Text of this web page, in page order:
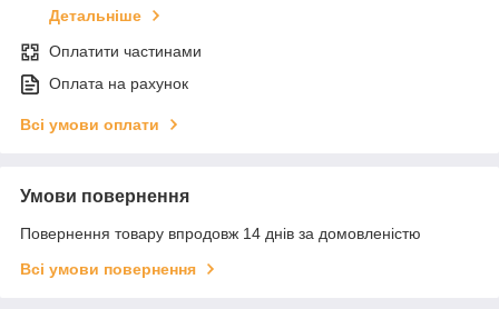
Детальніше
Оплатити частинами
Оплата на рахунок
Всі умови оплати
Умови повернення
Повернення товару впродовж 14 днів за домовленістю
Всі умови повернення